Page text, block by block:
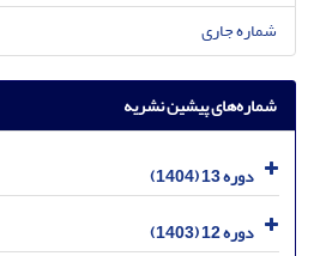
شماره جاری
شماره‌های پیشین نشریه
دوره 13 (1404)
دوره 12 (1403)